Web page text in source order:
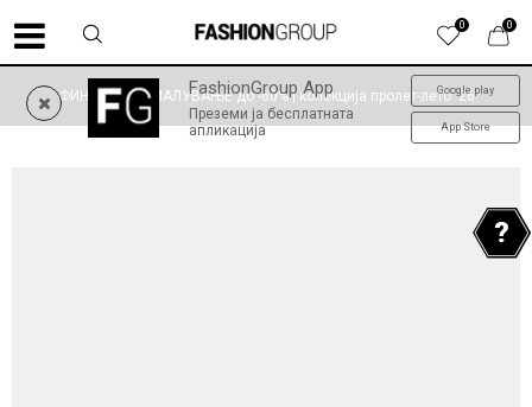
0
0
FashionGroup App
Преземи ја бесплатната
апликација
Google play
App Store
ФИНАЛНО НАМАЛУВАЊЕ до -60% | колекција пролет-лето '26